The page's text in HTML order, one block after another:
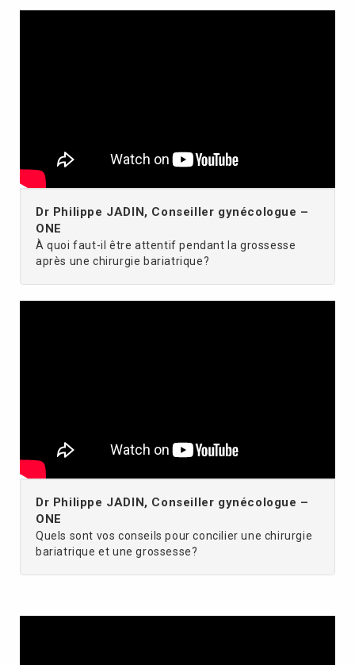
Dr Philippe JADIN, Conseiller gynécologue –
ONE
À quoi faut-il être attentif pendant la grossesse
après une chirurgie bariatrique?
Dr Philippe JADIN, Conseiller gynécologue –
ONE
Quels sont vos conseils pour concilier une chirurgie
bariatrique et une grossesse?